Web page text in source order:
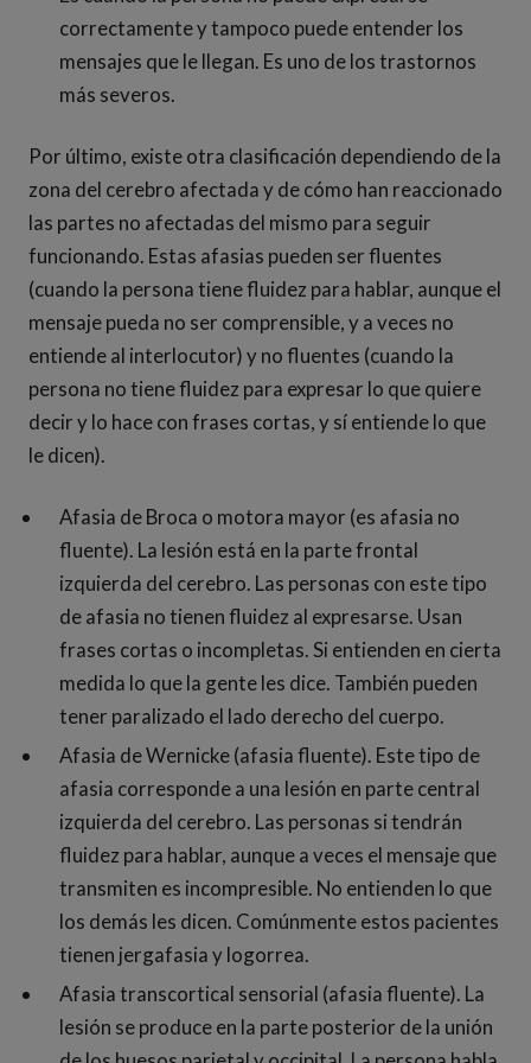
correctamente y tampoco puede entender los
mensajes que le llegan. Es uno de los trastornos
más severos.
Por último, existe otra clasificación dependiendo de la
zona del cerebro afectada y de cómo han reaccionado
las partes no afectadas del mismo para seguir
funcionando. Estas afasias pueden ser fluentes
(cuando la persona tiene fluidez para hablar, aunque el
mensaje pueda no ser comprensible, y a veces no
entiende al interlocutor) y no fluentes (cuando la
persona no tiene fluidez para expresar lo que quiere
decir y lo hace con frases cortas, y sí entiende lo que
le dicen).
Afasia de Broca o motora mayor (es afasia no
fluente). La lesión está en la parte frontal
izquierda del cerebro. Las personas con este tipo
de afasia no tienen fluidez al expresarse. Usan
frases cortas o incompletas. Si entienden en cierta
medida lo que la gente les dice. También pueden
tener paralizado el lado derecho del cuerpo.
Afasia de Wernicke (afasia fluente). Este tipo de
afasia corresponde a una lesión en parte central
izquierda del cerebro. Las personas si tendrán
fluidez para hablar, aunque a veces el mensaje que
transmiten es incompresible. No entienden lo que
los demás les dicen. Comúnmente estos pacientes
tienen jergafasia y logorrea.
Afasia transcortical sensorial (afasia fluente). La
lesión se produce en la parte posterior de la unión